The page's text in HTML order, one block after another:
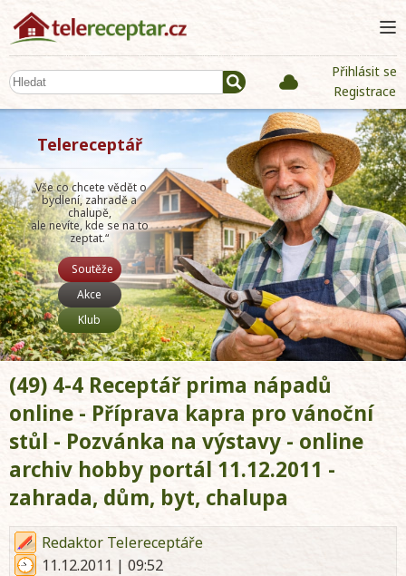
(49) 4-4 Receptář prima nápadů
online - Příprava kapra pro vánoční
stůl - Pozvánka na výstavy - online
archiv hobby portál 11.12.2011 -
zahrada, dům, byt, chalupa
Redaktor Telereceptáře
11.12.2011 | 09:52
Přihlásit se
Registrace
Telereceptář
„Vše co chcete vědět o
bydlení, zahradě a
chalupě,
ale nevíte, kde se na to
zeptat.“
Soutěže
Akce
Klub